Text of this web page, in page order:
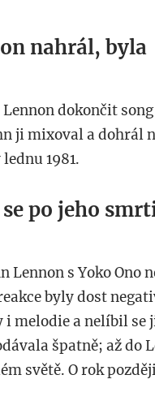
nahrál, byla
dokončit
ji mixoval a dohrál
1981.
po jeho
Lennon s Yoko Ono
byly dost
melodie a nelíbil se
špatně; až do
světě. O rok